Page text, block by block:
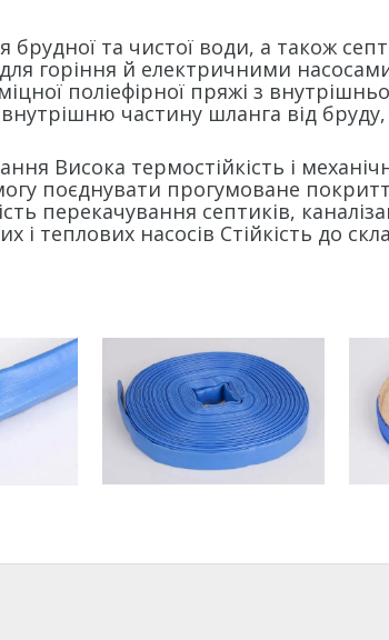
та чистої води, а також
горіння й електричними
поліефірної пряжі з
частину шланга від
Висока термостійкість і
поєднувати прогумоване
перекачування септиків,
теплових насосів Стійкість до